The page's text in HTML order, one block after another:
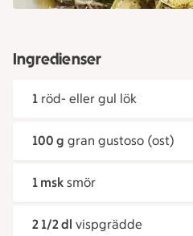
Ingredienser
1 röd- eller gul lök
100 g gran gustoso (ost)
1 msk smör
2 1/2 dl vispgrädde